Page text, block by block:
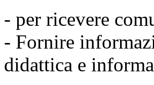
- per ricevere
- Fornire
didattica e